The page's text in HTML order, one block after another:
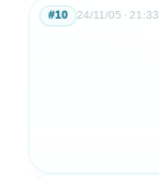
24/11/05 21:33
#10